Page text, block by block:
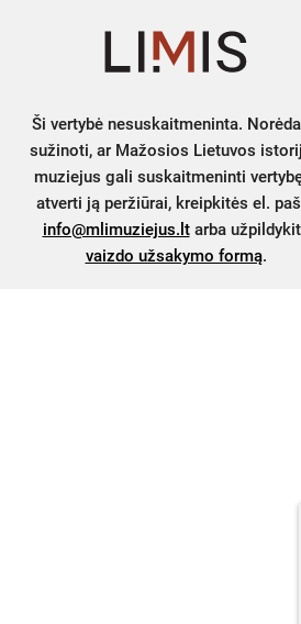
Ši vertybė nesuskaitmeninta.
sužinoti, ar Mažosios Lietuvos
muziejus gali suskaitmeninti
atverti ją peržiūrai, kreipkitės el.
info@mlimuziejus.ltarba
vaizdo užsakymo formą.